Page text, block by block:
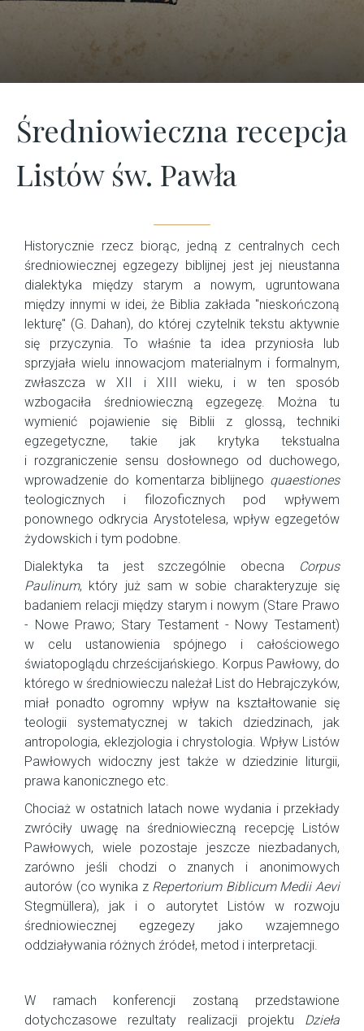
Średniowieczna recepcja
Listów św. Pawła
Historycznie rzecz biorąc, jedną z centralnych cech
średniowiecznej egzegezy biblijnej jest jej nieustanna
dialektyka między starym a nowym, ugruntowana
między innymi w idei, że Biblia zakłada "nieskończoną
lekturę" (G. Dahan), do której czytelnik tekstu aktywnie
się przyczynia. To właśnie ta idea przyniosła lub
sprzyjała wielu innowacjom materialnym i formalnym,
zwłaszcza w XII i XIII wieku, i w ten sposób
wzbogaciła średniowieczną egzegezę. Można tu
wymienić pojawienie się Biblii z glossą, techniki
egzegetyczne, takie jak krytyka tekstualna
i rozgraniczenie sensu dosłownego od duchowego,
wprowadzenie do komentarza biblijnego quaestiones
teologicznych i filozoficznych pod wpływem
ponownego odkrycia Arystotelesa, wpływ egzegetów
żydowskich i tym podobne.
Dialektyka ta jest szczególnie obecna
Corpus
Paulinum, który już sam w sobie charakteryzuje się
badaniem relacji między starym i nowym (Stare Prawo
- Nowe Prawo; Stary Testament - Nowy Testament)
w celu ustanowienia spójnego i całościowego
światopoglądu chrześcijańskiego. Korpus Pawłowy, do
którego w średniowieczu należał List do Hebrajczyków,
miał ponadto ogromny wpływ na kształtowanie się
teologii systematycznej w takich dziedzinach, jak
antropologia, eklezjologia i chrystologia. Wpływ Listów
Pawłowych widoczny jest także w dziedzinie liturgii,
prawa kanonicznego etc.
Chociaż w ostatnich latach nowe wydania i przekłady
zwróciły uwagę na średniowieczną recepcję Listów
Pawłowych, wiele pozostaje jeszcze niezbadanych,
zarówno jeśli chodzi o znanych i anonimowych
autorów (co wynika z Repertorium Biblicum Medii Aevi
Stegmüllera), jak i o autorytet Listów w rozwoju
średniowiecznej egzegezy jako wzajemnego
oddziaływania różnych źródeł, metod i interpretacji.
W ramach konferencji zostaną przedstawione
dotychczasowe rezultaty realizacji projektu Dzieła